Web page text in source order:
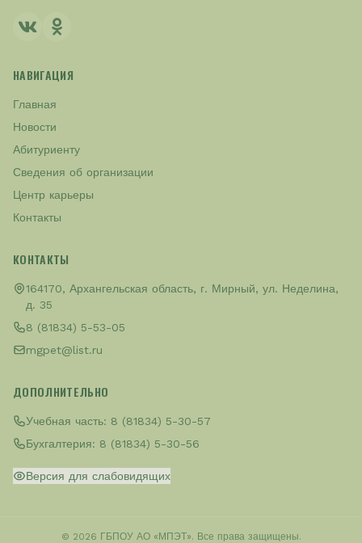
НАВИГАЦИЯ
Главная
Новости
Абитуриенту
Сведения об организации
Центр карьеры
Контакты
КОНТАКТЫ
164170, Архангельская область, г. Мирный, ул. Неделина,
д. 35
8 (81834) 5-53-05
mgpet@list.ru
ДОПОЛНИТЕЛЬНО
Учебная часть: 8 (81834) 5-30-57
Бухгалтерия: 8 (81834) 5-30-56
Версия для слабовидящих
© 2026 ГБПОУ АО «МПЭТ». Все права защищены.